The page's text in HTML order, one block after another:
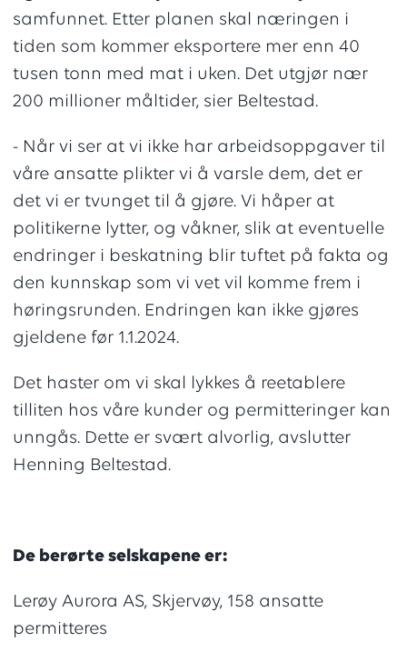
samfunnet. Etter planen skal næringen i
tiden som kommer eksportere mer enn 40
tusen tonn med mat i uken. Det utgjør nær
200 millioner måltider, sier Beltestad.
- Når vi ser at vi ikke har arbeidsoppgaver til
våre ansatte plikter vi å varsle dem, det er
det vi er tvunget til å gjøre. Vi håper at
politikerne lytter, og våkner, slik at eventuelle
endringer i beskatning blir tuftet på fakta og
den kunnskap som vi vet vil komme frem i
høringsrunden. Endringen kan ikke gjøres
gjeldene før 1.1.2024.
Det haster om vi skal lykkes å reetablere
tilliten hos våre kunder og permitteringer kan
unngås. Dette er svært alvorlig, avslutter
Henning Beltestad.
De berørte selskapene er:
Lerøy Aurora AS, Skjervøy, 158 ansatte
permitteres